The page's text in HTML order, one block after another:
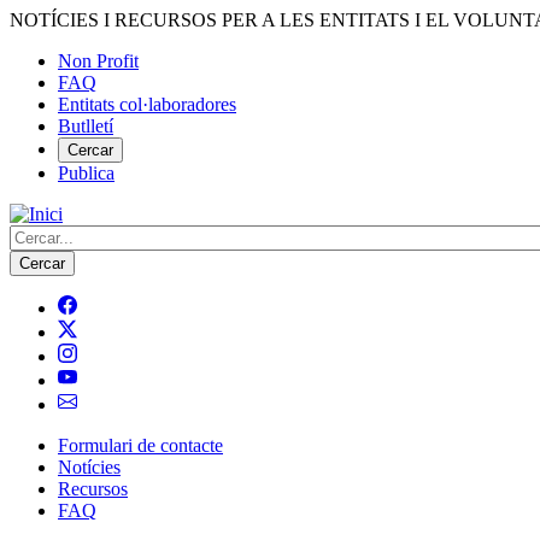
Vés
contingut
NOTÍCIES I RECURSOS PER A LES ENTITATS I EL
Menú
del
compte
d'usuari
Non Profit
FAQ
Entitats col·laboradores
Butlletí
Cercar
Publica
Cerca
Navegació
principal
Formulari de contacte
Notícies
Recursos
FAQ